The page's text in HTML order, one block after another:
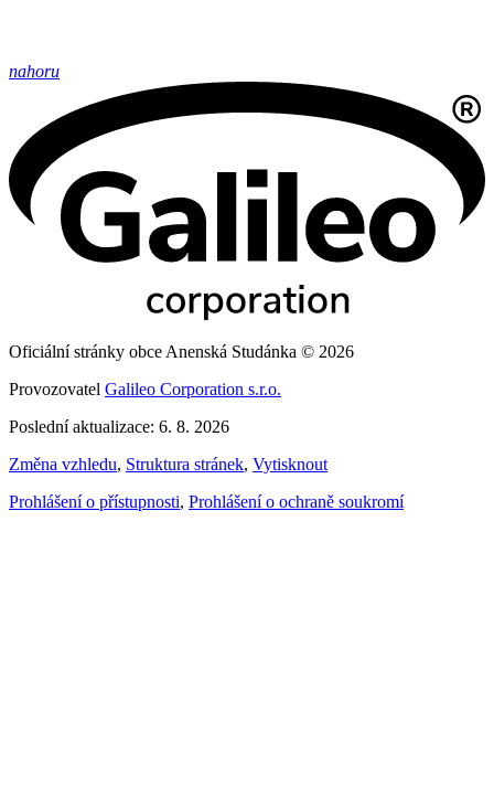
nahoru
Oficiální stránky obce Anenská Studánka © 2026
Provozovatel Galileo Corporation s.r.o.
Poslední aktualizace: 6. 8. 2026
Změna vzhledu, Struktura stránek, Vytisknout
Prohlášení o přístupnosti, Prohlášení o ochraně soukromí